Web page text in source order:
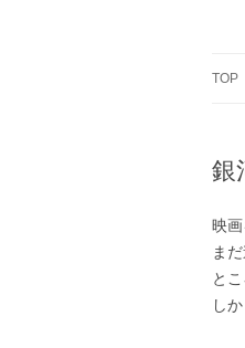
TOP
銀
映
ま
と
しか